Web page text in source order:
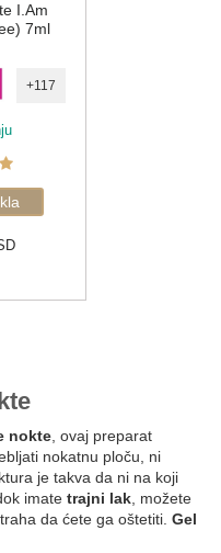
I.Am
7ml
+117
nokte, ovaj preparat
nokatnu ploču, ni
je takva da ni na koji
imate trajni lak, možete
da ćete ga oštetiti. Gel
na čvrstim noktima, dok